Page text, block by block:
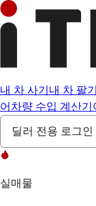
내 차 사기 내 차 팔기
어 차량 수입 계산기
딜러 전용 로그인
실매물